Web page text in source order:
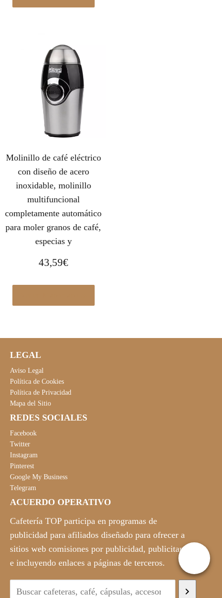
Molinillo de café eléctrico
con diseño de acero
inoxidable, molinillo
multifuncional
completamente automático
para moler granos de café,
especias y
43,59€
LEGAL
Aviso Legal
Política de Cookies
Política de Privacidad
Mapa del Sitio
REDES SOCIALES
Facebook
Twitter
Instagram
Pinterest
Google My Business
Telegram
ACUERDO OPERATIVO
Cafetería TOP participa en programas de
publicidad para afiliados diseñado para ofrecer a
sitios web comisiones por publicidad, publicitando
e incluyendo enlaces a páginas de terceros.